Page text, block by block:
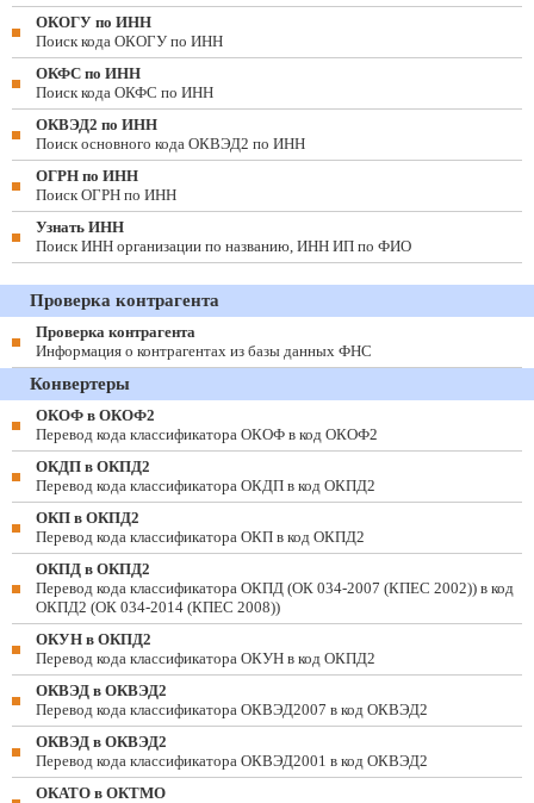
ОКОГУ по ИНН
Поиск кода ОКОГУ по ИНН
ОКФС по ИНН
Поиск кода ОКФС по ИНН
ОКВЭД2 по ИНН
Поиск основного кода ОКВЭД2 по ИНН
ОГРН по ИНН
Поиск ОГРН по ИНН
Узнать ИНН
Поиск ИНН организации по названию, ИНН ИП по ФИО
Проверка контрагента
Проверка контрагента
Информация о контрагентах из базы данных ФНС
Конвертеры
ОКОФ в ОКОФ2
Перевод кода классификатора ОКОФ в код ОКОФ2
ОКДП в ОКПД2
Перевод кода классификатора ОКДП в код ОКПД2
ОКП в ОКПД2
Перевод кода классификатора ОКП в код ОКПД2
ОКПД в ОКПД2
Перевод кода классификатора ОКПД (ОК 034-2007 (КПЕС 2002)) в код
ОКПД2 (ОК 034-2014 (КПЕС 2008))
ОКУН в ОКПД2
Перевод кода классификатора ОКУН в код ОКПД2
ОКВЭД в ОКВЭД2
Перевод кода классификатора ОКВЭД2007 в код ОКВЭД2
ОКВЭД в ОКВЭД2
Перевод кода классификатора ОКВЭД2001 в код ОКВЭД2
ОКАТО в ОКТМО